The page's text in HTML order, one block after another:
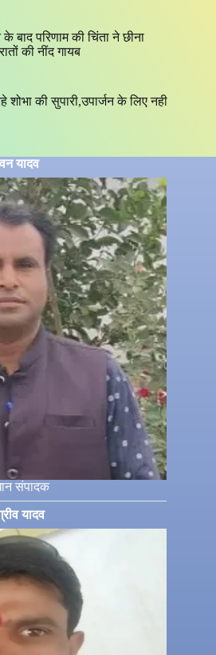
बाद परिणाम की चिंता ने छीना
की नींद गायब
शोभा की सुपारी,उपार्जन के लिए नही
यादव
संपादक
यादव